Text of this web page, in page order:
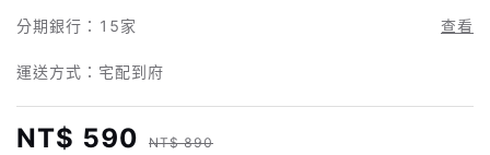
分期銀行： 15家 查看
運送方式：宅配到府
NT$ 590 NT$ 890